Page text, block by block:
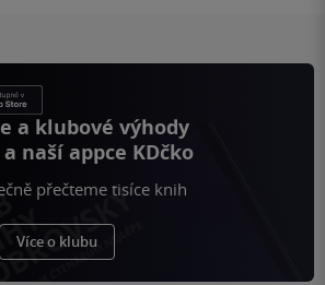
a klubové výhody
naší appce KDčko
přečteme tisíce knih
Více o klubu